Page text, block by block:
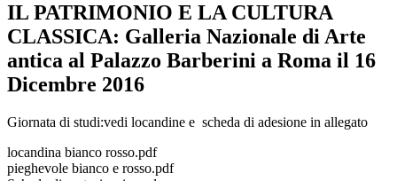
IL PATRIMONIO E LA CULTURA
CLASSICA: Galleria Nazionale di Arte
antica al Palazzo Barberini a Roma il 16
Dicembre 2016
Giornata di studi:vedi locandine e scheda di adesione in allegato
locandina bianco rosso.pdf
pieghevole bianco e rosso.pdf